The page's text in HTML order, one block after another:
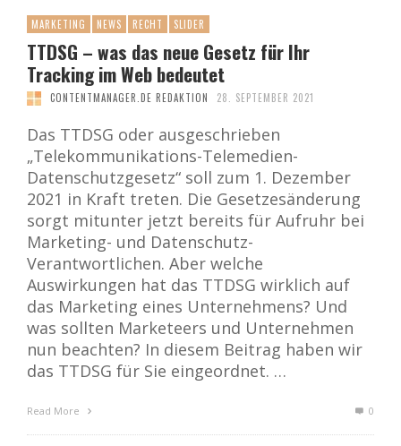
MARKETING NEWS RECHT SLIDER
TTDSG – was das neue Gesetz für Ihr
Tracking im Web bedeutet
CONTENTMANAGER.DE REDAKTION 28. SEPTEMBER 2021
Das TTDSG oder ausgeschrieben
„Telekommunikations-Telemedien-
Datenschutzgesetz“ soll zum 1. Dezember
2021 in Kraft treten. Die Gesetzesänderung
sorgt mitunter jetzt bereits für Aufruhr bei
Marketing- und Datenschutz-
Verantwortlichen. Aber welche
Auswirkungen hat das TTDSG wirklich auf
das Marketing eines Unternehmens? Und
was sollten Marketeers und Unternehmen
nun beachten? In diesem Beitrag haben wir
das TTDSG für Sie eingeordnet. …
Read More 0